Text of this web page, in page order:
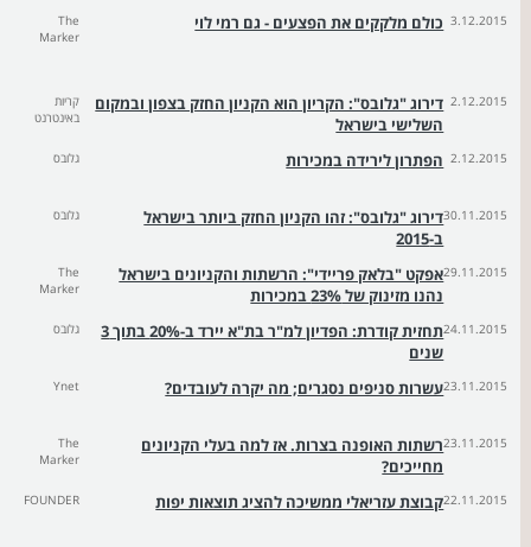
3.12.2015 כולם מלקקים את הפצעים - גם רמי לוי
The
Marker
2.12.2015 דירוג "גלובס": הקריון הוא הקניון החזק בצפון ובמקום
השלישי בישראל
קריות
באינטרנט
2.12.2015 הפתרון לירידה במכירות גלובס
30.11.2015דירוג "גלובס": זהו הקניון החזק ביותר בישראל
ב-2015
גלובס
29.11.2015אפקט "בלאק פריידי": הרשתות והקניונים בישראל
נהנו מזינוק של 23% במכירות
The
Marker
24.11.2015
תחזית קודרת: הפדיון למ"ר בת"א יירד ב-20% בתוך 3
שנים
גלובס
23.11.2015עשרות סניפים נסגרים; מה יקרה לעובדים? Ynet
23.11.2015רשתות האופנה בצרות. אז למה בעלי הקניונים
מחייכים?
The
Marker
22.11.2015קבוצת עזריאלי ממשיכה להציג תוצאות יפות FOUNDER